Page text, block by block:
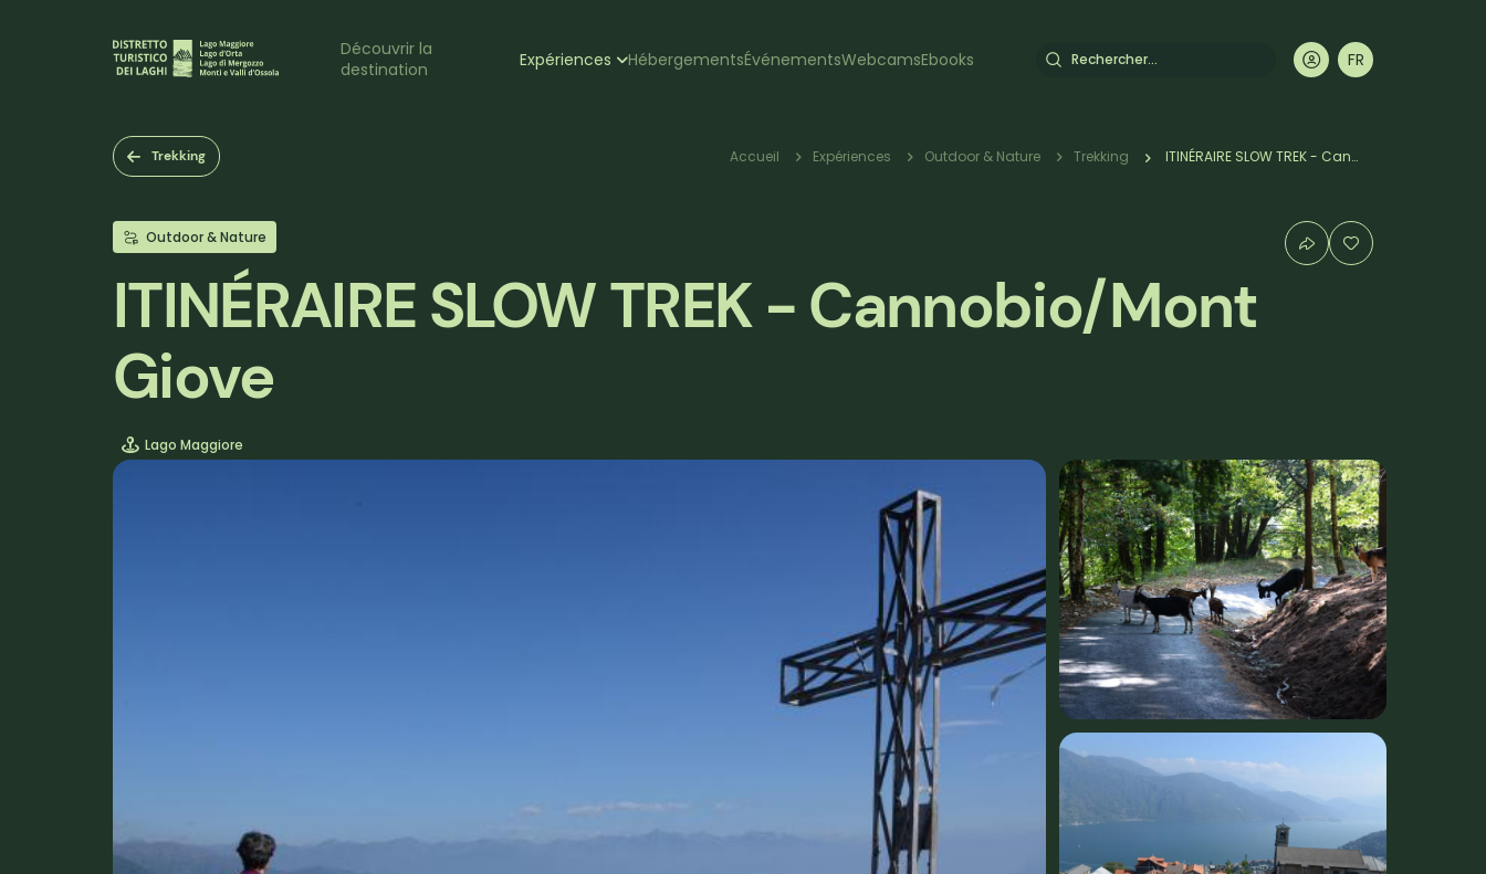
Navigazione
Découvrir la
destination
Expériences HébergementsÉvénementsWebcamsEbooks Rechercher
FR
IT
EN
DE
Trekking
Fil
Accueil Expériences Outdoor & Nature Trekking ITINÉRAIRE SLOW TREK - Cannobio/Mont Giove
Outdoor & Nature
ITINÉRAIRE SLOW TREK - Cannobio/Mont
Giove
Lago Maggiore